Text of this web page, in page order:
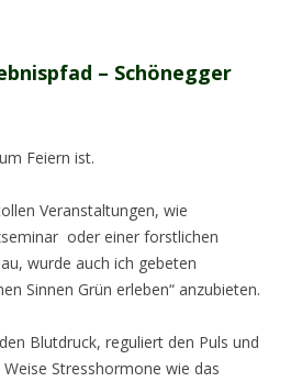
– Schönegger
Feiern ist.
Veranstaltungen, wie
oder einer forstlichen
wurde auch ich gebeten
Sinnen Grün erleben“ anzubieten.
Blutdruck, reguliert den Puls und
Stresshormone wie das